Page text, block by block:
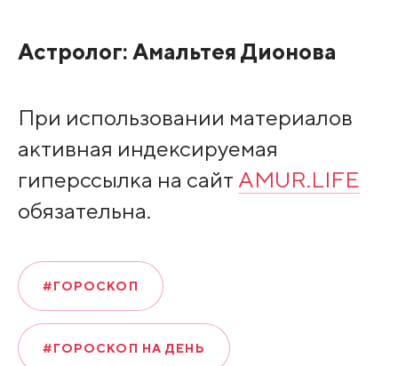
Астролог: Амальтея Дионова
При использовании материалов
активная индексируемая
гиперссылка на сайт AMUR.LIFE
обязательна.
#ГОРОСКОП
#ГОРОСКОП НА ДЕНЬ